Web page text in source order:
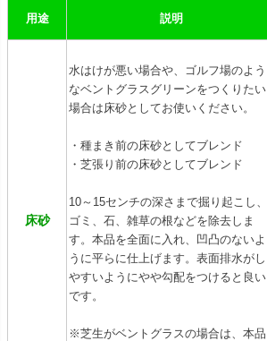
用途 説明
床砂
水はけが悪い場合や、ゴルフ場のよう
なベントグラスグリーンをつくりたい
場合は床砂としてお使いください。
・種まき前の床砂としてブレンド
・芝張り前の床砂としてブレンド
10～15センチの深さまで掘り起こし、
ゴミ、石、雑草の根などを除去しま
す。本品を全面に入れ、凹凸のないよ
うに平らに仕上げます。表面排水がし
やすいようにやや勾配をつけると良い
です。
※芝生がベントグラスの場合は、本品